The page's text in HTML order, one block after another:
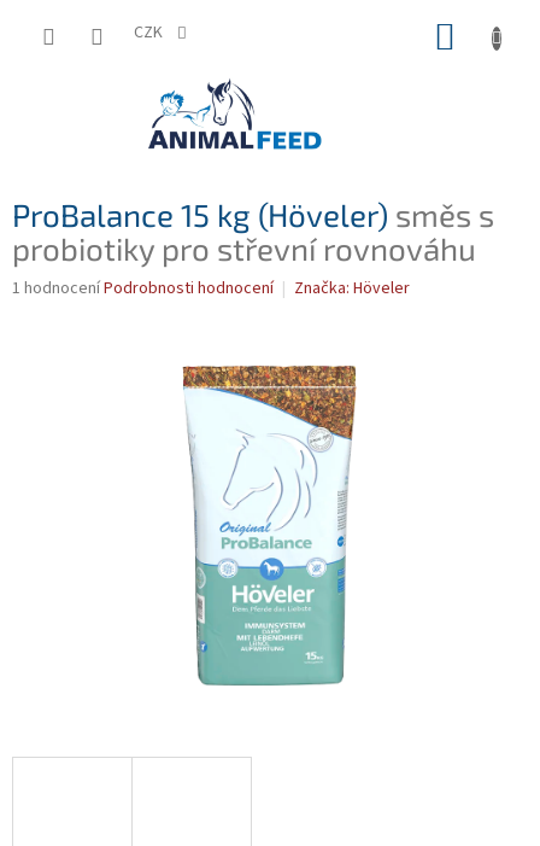
CZK
ProBalance 15 kg (Höveler) směs s
probiotiky pro střevní rovnováhu
Průměrné
1 hodnoceníPodrobnosti hodnocení Značka: Höveler